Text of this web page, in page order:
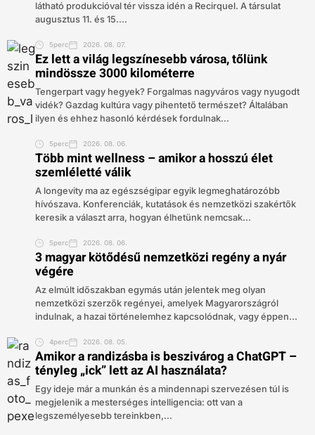
látható produkcióval tér vissza idén a Recirquel. A társulat
augusztus 11. és 15....
5perc 2026. 08. 07.
Ez lett a világ legszínesebb városa, tőlünk
mindössze 3000 kilométerre
Tengerpart vagy hegyek? Forgalmas nagyváros vagy nyugodt
vidék? Gazdag kultúra vagy pihentető természet? Általában
ilyen és ehhez hasonló kérdések fordulnak...
5perc 2026. 08. 06.
Több mint wellness – amikor a hosszú élet
szemléletté válik
A longevity ma az egészségipar egyik legmeghatározóbb
hívószava. Konferenciák, kutatások és nemzetközi szakértők
keresik a választ arra, hogyan élhetünk nemcsak...
5perc 2026. 08. 06.
3 magyar kötődésű nemzetközi regény a nyár
végére
Az elmúlt időszakban egymás után jelentek meg olyan
nemzetközi szerzők regényei, amelyek Magyarországról
indulnak, a hazai történelemhez kapcsolódnak, vagy éppen...
4perc 2026. 08. 05.
Amikor a randizásba is beszivárog a ChatGPT –
tényleg „ick” lett az AI használata?
Egy ideje már a munkán és a mindennapi szervezésen túl is
megjelenik a mesterséges intelligencia: ott van a
legszemélyesebb tereinkben,...